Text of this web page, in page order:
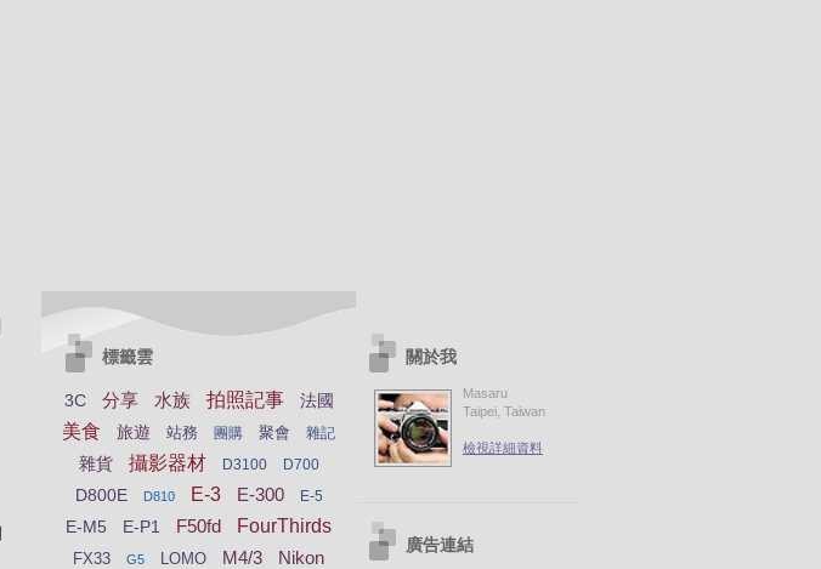
標籤雲
3C 分享 水族 拍照記事 法國
美食 旅遊 站務 團購 聚會 雜記
雜貨 攝影器材 D3100 D700
D800E D810 E-3 E-300 E-5
E-M5 E-P1 F50fd FourThirds
FX33 G5 LOMO M4/3 Nikon
關於我
Masaru
Taipei, Taiwan
檢視詳細資料
廣告連結